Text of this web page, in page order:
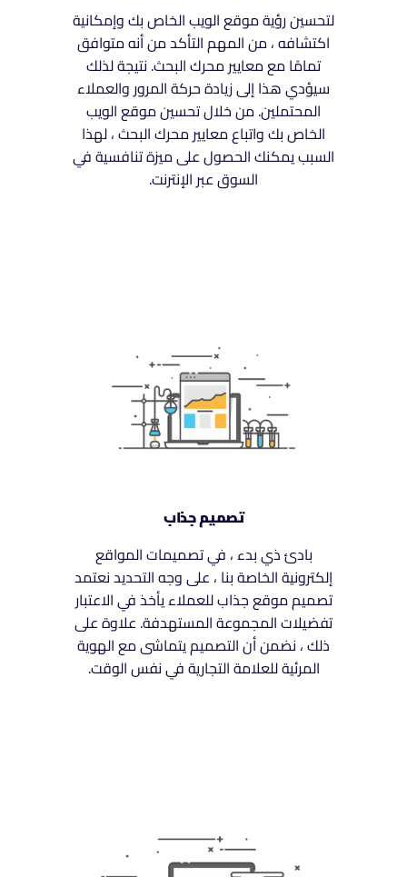
لتحسين رؤية موقع الويب الخاص بك وإمكانية
اكتشافه ، من المهم التأكد من أنه متوافق
تمامًا مع معايير محرك البحث. نتيجة لذلك
سيؤدي هذا إلى زيادة حركة المرور والعملاء
المحتملين. من خلال تحسين موقع الويب
الخاص بك واتباع معايير محرك البحث ، لهذا
السبب يمكنك الحصول على ميزة تنافسية في
السوق عبر الإنترنت.
تصميم جذاب
بادئ ذي بدء ، في تصميمات المواقع
إلكترونية الخاصة بنا ، على وجه التحديد نعتمد
تصميم موقع جذاب للعملاء يأخذ في الاعتبار
تفضيلات المجموعة المستهدفة. علاوة على
ذلك ، نضمن أن التصميم يتماشى مع الهوية
المرئية للعلامة التجارية في نفس الوقت.